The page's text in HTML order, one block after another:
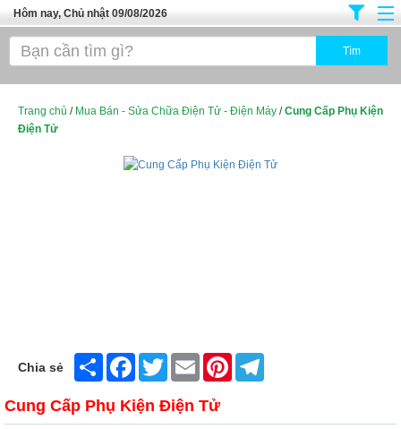
Hôm nay, Chủ nhật 09/08/2026
Trang chủ
Tuyển Sinh Đào Tạo
Hàng Tiêu Dùng
Xây Dựng
Trang chủ / Mua Bán - Sửa Chữa Điện Tử - Điện Máy /Cung Cấp Phụ Kiện
Điện Tử
Chia sẻ Share FacebookTwitter Email Pinterest
Cung Cấp Phụ Kiện Điện Tử